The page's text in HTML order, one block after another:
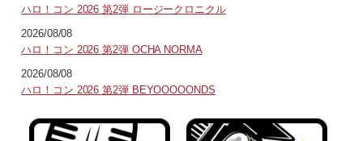
ハロ！コン 2026 第2弾 ロージークロニクル
2026/08/08
ハロ！コン 2026 第2弾 OCHA NORMA
2026/08/08
ハロ！コン 2026 第2弾 BEYOOOOONDS